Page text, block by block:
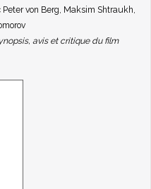
von Berg, Maksim Shtraukh,
avis et critique du film